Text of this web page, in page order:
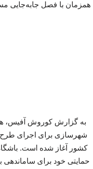
همزمان با فصل جابه‌جایی
به گزارش کوروش آفیس،
شهرسازی برای اجرای طرح
کشور آغاز شده است.
حمایتی خود برای